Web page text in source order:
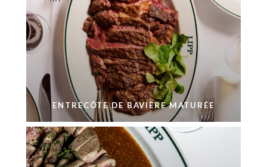
ENTRECÔTE DE BAVIÈRE MATURÉE